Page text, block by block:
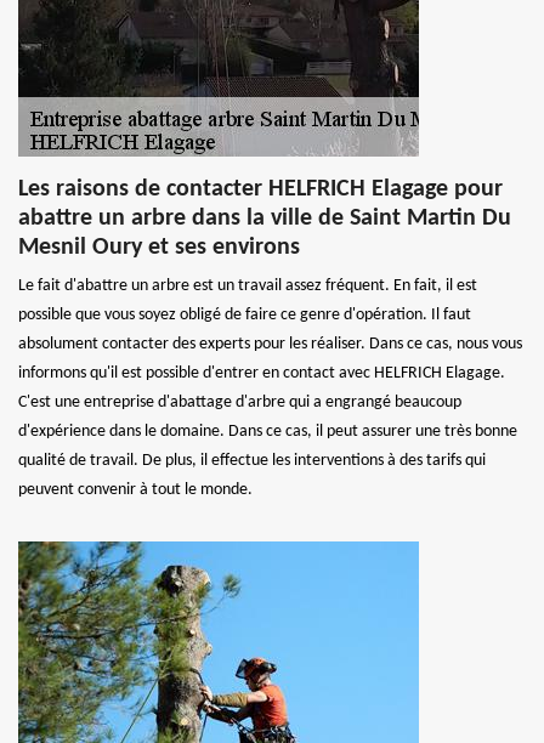
Les raisons de contacter HELFRICH Elagage pour
abattre un arbre dans la ville de Saint Martin Du
Mesnil Oury et ses environs
Le fait d'abattre un arbre est un travail assez fréquent. En fait, il est
possible que vous soyez obligé de faire ce genre d'opération. Il faut
absolument contacter des experts pour les réaliser. Dans ce cas, nous vous
informons qu'il est possible d'entrer en contact avec HELFRICH Elagage.
C'est une entreprise d'abattage d'arbre qui a engrangé beaucoup
d'expérience dans le domaine. Dans ce cas, il peut assurer une très bonne
qualité de travail. De plus, il effectue les interventions à des tarifs qui
peuvent convenir à tout le monde.